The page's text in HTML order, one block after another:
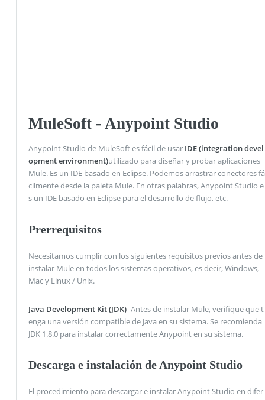
MuleSoft - Anypoint Studio
Anypoint Studio de MuleSoft es fácil de usar IDE (integration devel
opment environment)utilizado para diseñar y probar aplicaciones
Mule. Es un IDE basado en Eclipse. Podemos arrastrar conectores fá
cilmente desde la paleta Mule. En otras palabras, Anypoint Studio e
s un IDE basado en Eclipse para el desarrollo de flujo, etc.
Prerrequisitos
Necesitamos cumplir con los siguientes requisitos previos antes de
instalar Mule en todos los sistemas operativos, es decir, Windows,
Mac y Linux / Unix.
Java Development Kit (JDK)- Antes de instalar Mule, verifique que t
enga una versión compatible de Java en su sistema. Se recomienda
JDK 1.8.0 para instalar correctamente Anypoint en su sistema.
Descarga e instalación de Anypoint Studio
El procedimiento para descargar e instalar Anypoint Studio en difer